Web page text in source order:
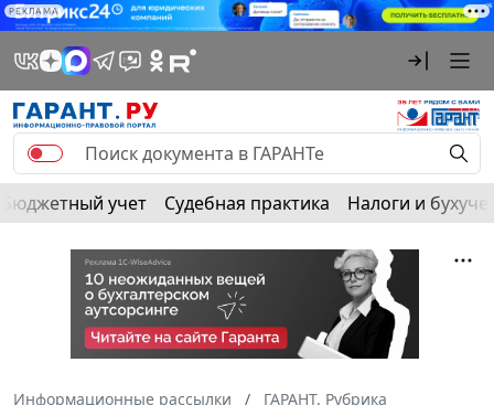
РЕКЛАМА
Бюджетный учет Судебная практика Налоги и
Информационные рассылки
ГАРАНТ. Рубрика